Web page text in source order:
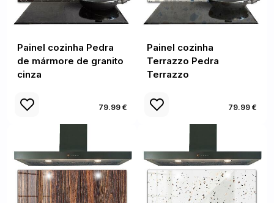
Painel cozinha Pedra
de mármore de granito
cinza
79.99 €
Painel cozinha
Terrazzo Pedra
Terrazzo
79.99 €